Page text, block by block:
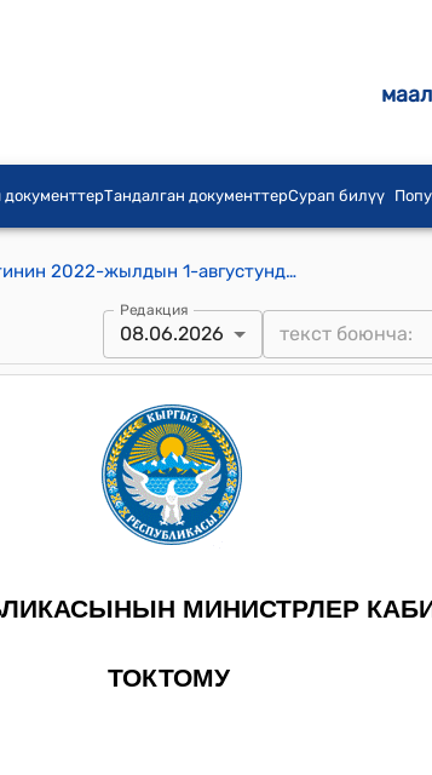
Тандалган документтерСурап билүү
Кыргыз Республикасынын Министрлер Кабинетинин 2022-жылдын 1-августундагы № 434 "Мамлекеттик кызматчылардын категориясына кирбеген жана мамлекеттик мекемелерде, анын ичинде Кыргыз Республикасынын аткаруу бийлигинин мамлекеттик органдарынын ведомстволук мекемелеринде иштеген кызматкерлерге эмгек акы төлөө шарттары жөнүндө" токтому
Редакция
08.06.2026